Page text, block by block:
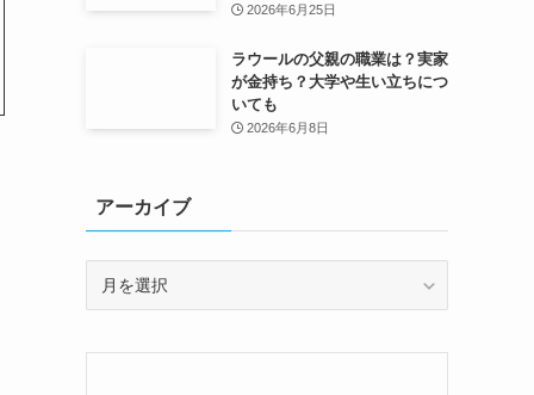
2026年6月25日
ラウールの父親の職業は？実家
が金持ち？大学や生い立ちにつ
いても
2026年6月8日
アーカイブ
イ